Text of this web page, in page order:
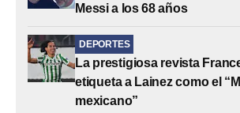
Messi a los 68 años
DEPORTES
La prestigiosa revista
etiqueta a Lainez como el
mexicano”